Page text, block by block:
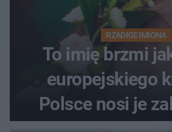
RZADKIE IMIONA
To imię brzmi
europejskiego
Polsce nosi je